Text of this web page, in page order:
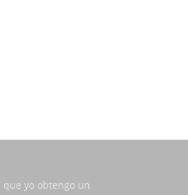
que yo obtengo un